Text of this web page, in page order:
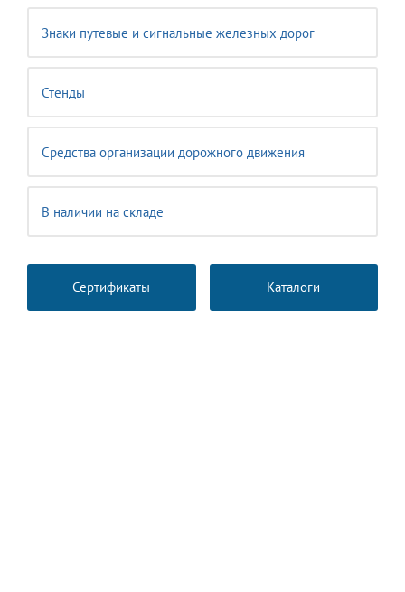
Знаки путевые и сигнальные железных дорог
Стенды
Средства организации дорожного движения
В наличии на складе
Сертификаты Каталоги